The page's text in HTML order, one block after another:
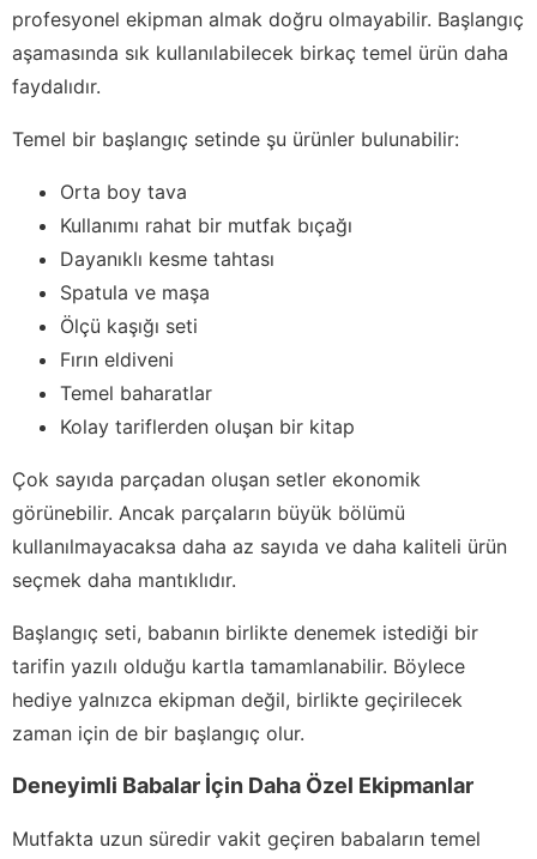
profesyonel ekipman almak doğru olmayabilir. Başlangıç
aşamasında sık kullanılabilecek birkaç temel ürün daha
faydalıdır.
Temel bir başlangıç setinde şu ürünler bulunabilir:
Orta boy tava
Kullanımı rahat bir mutfak bıçağı
Dayanıklı kesme tahtası
Spatula ve maşa
Ölçü kaşığı seti
Fırın eldiveni
Temel baharatlar
Kolay tariflerden oluşan bir kitap
Çok sayıda parçadan oluşan setler ekonomik
görünebilir. Ancak parçaların büyük bölümü
kullanılmayacaksa daha az sayıda ve daha kaliteli ürün
seçmek daha mantıklıdır.
Başlangıç seti, babanın birlikte denemek istediği bir
tarifin yazılı olduğu kartla tamamlanabilir. Böylece
hediye yalnızca ekipman değil, birlikte geçirilecek
zaman için de bir başlangıç olur.
Deneyimli Babalar İçin Daha Özel Ekipmanlar
Mutfakta uzun süredir vakit geçiren babaların temel